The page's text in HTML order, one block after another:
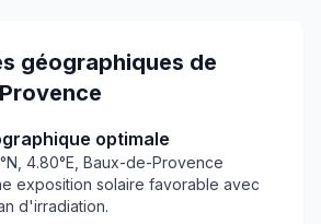
géographiques de
optimale
°N, 4.80°E, Baux-de-Provence
exposition solaire favorable avec
d'irradiation.